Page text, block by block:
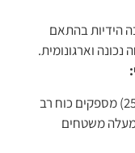
הידיות בהתאם
וארגונומית.
שני מנועים חזקים (250W) מספקים כוח רב
משטחים